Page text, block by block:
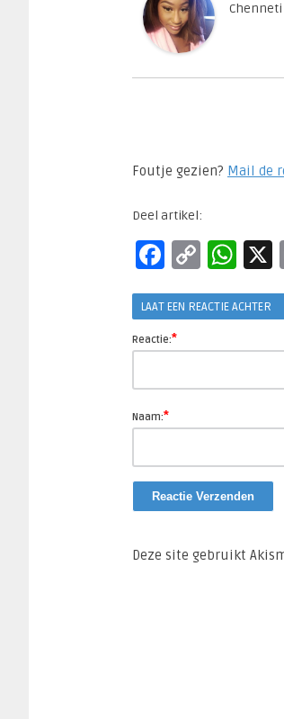
Foutje gezien? Mail de
Deel artikel:
Copy
LAAT EEN REACTIE ACHTER
Reactie:*
Naam:*
Deze site gebruikt